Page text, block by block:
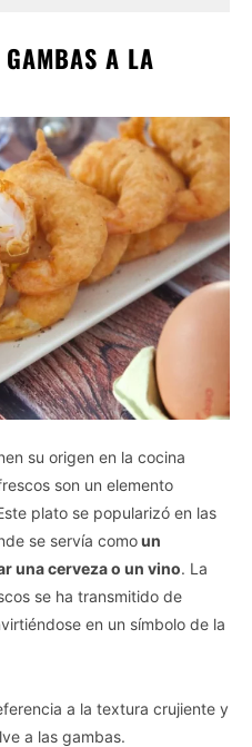
A LA
su origen en la cocina
son un elemento
plato se popularizó en las
se servía comoun
una cerveza o un vino. La
se ha transmitido de
en un símbolo de la
a la textura crujiente y
a las gambas.